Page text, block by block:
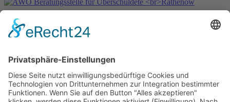
AWO Beratungsstelle für Überschuldete
Rathenow
AWO Beratungsstelle für Überschuldete
Ziesar